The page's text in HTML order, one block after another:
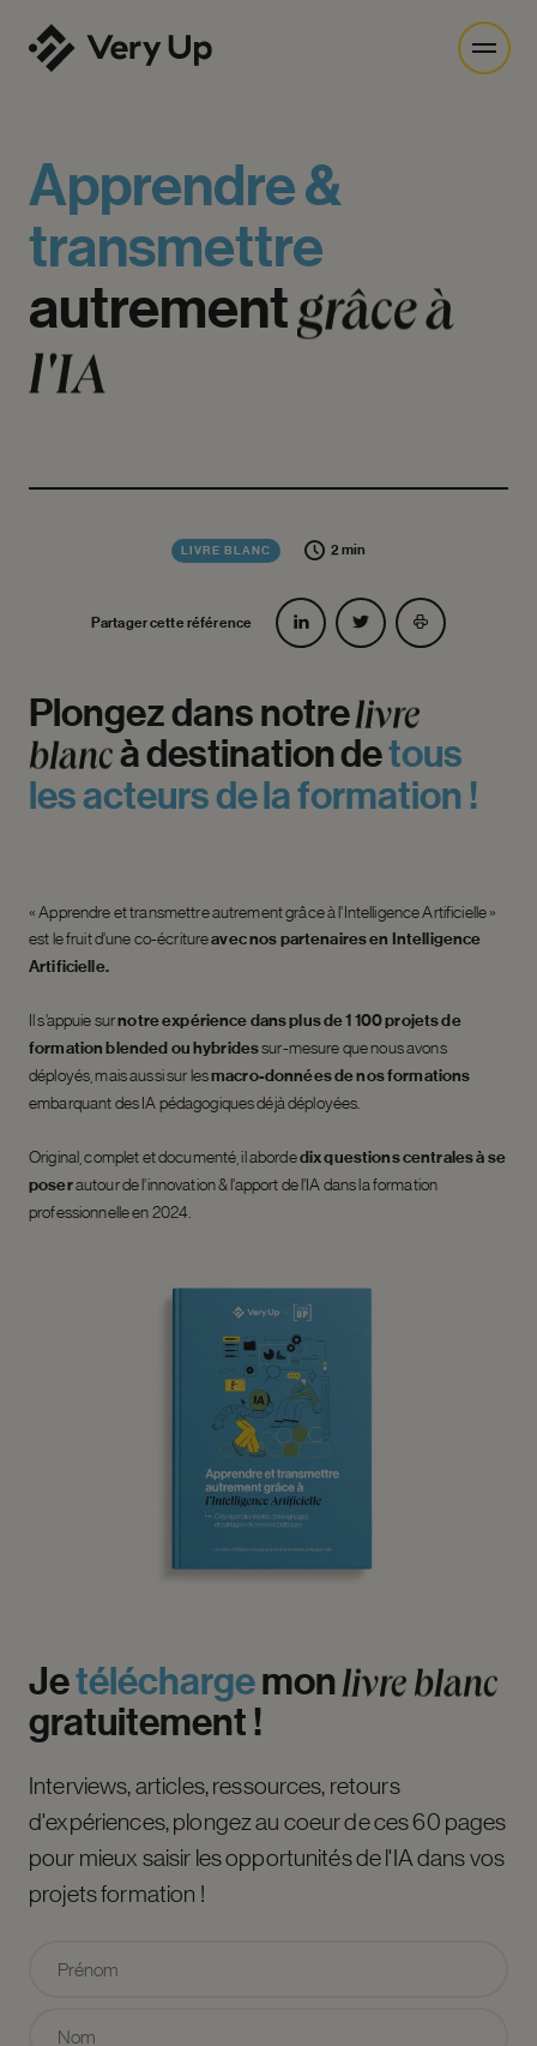
Apprendre&
transmettre
autrementgrâceà
l'IA
LIVRE BLANC 2 min
Partager cette référence
Plongezdansnotrelivre
blancàdestinationdetous
lesacteursdelaformation !
« Apprendre et transmettre autrement grâce à l’Intelligence Artificielle »
est le fruit d’une co-écritureavec nos partenaires en Intelligence
Artificielle.
Il s’appuie surnotre expérience dans plus de 1 100 projets de
formation blended ou hybridessur-mesure que nous avons
déployés, mais aussi sur lesmacro-données de nos formations
embarquant des IA pédagogiques déjà déployées.
Original, complet et documenté, il abordedix questions centrales à se
poserautour de l’innovation & l’apport de l’IA dans la formation
professionnelle en 2024.
Jetéléchargemonlivreblanc
gratuitement!
Interviews, articles, ressources, retours
d'expériences, plongez au coeur de ces 60 pages
pour mieux saisir les opportunités de l'IA dans vos
projets formation !